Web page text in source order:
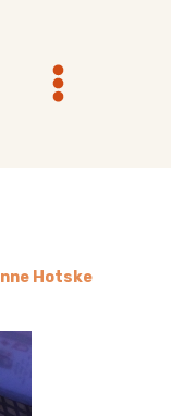
Menu
Hotske